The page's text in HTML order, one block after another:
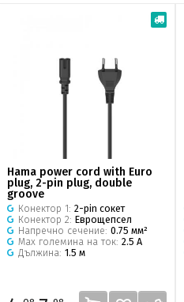
Hama power cord with Euro
plug, 2-pin plug, double
groove
Конектор 1: 2-pin сокет
Конектор 2: Еврощепсел
Напречно сечение: 0.75 мм²
Мах големина на ток: 2.5 A
Дължина: 1.5 м